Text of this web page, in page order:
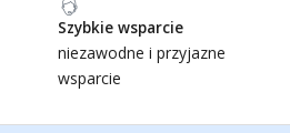
Szybkie wsparcie
niezawodne i przyjazne
wsparcie